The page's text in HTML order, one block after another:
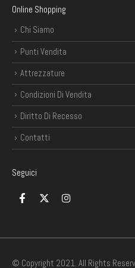
Online Shopping
Chi Siamo
Punti Vendita
Attrezzature
Condizioni Di Vendita
Diritto Di Recesso
Contatti
Seguici
© Copyright 2021. All Rights